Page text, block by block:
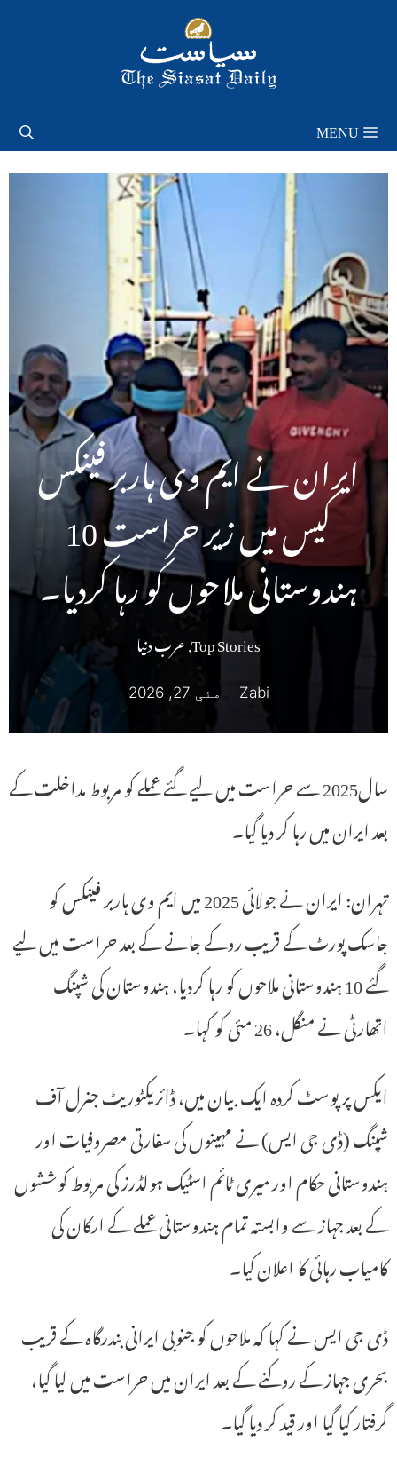
MENU
ایران نے ایم وی ہاربر فینکس
کیس میں زیر حراست 10
ہندوستانی ملاحوں کو رہا کردیا۔
Top Stories
,عرب دنیا
Zabi مئی 27, 2026
سال2025 سے حراست میں لیے گئے عملے کو مربوط مداخلت کے
بعد ایران میں رہا کر دیا گیا۔
تہران: ایران نے جولائی 2025 میں ایم وی ہاربر فینکس کو
جاسک پورٹ کے قریب روکے جانے کے بعد حراست میں لیے
گئے 10 ہندوستانی ملاحوں کو رہا کردیا، ہندوستان کی شپنگ
اتھارٹی نے منگل، 26 مئی کو کہا۔
ایکس پر پوسٹ کردہ ایک بیان میں، ڈائریکٹوریٹ جنرل آف
شپنگ (ڈی جی ایس) نے مہینوں کی سفارتی مصروفیات اور
ہندوستانی حکام اور میری ٹائم اسٹیک ہولڈرز کی مربوط کوششوں
کے بعد جہاز سے وابستہ تمام ہندوستانی عملے کے ارکان کی
کامیاب رہائی کا اعلان کیا۔
ڈی جی ایس نے کہا کہ ملاحوں کو جنوبی ایرانی بندرگاہ کے قریب
بحری جہاز کے روکنے کے بعد ایران میں حراست میں لیا گیا،
گرفتار کیا گیا اور قید کر دیا گیا۔